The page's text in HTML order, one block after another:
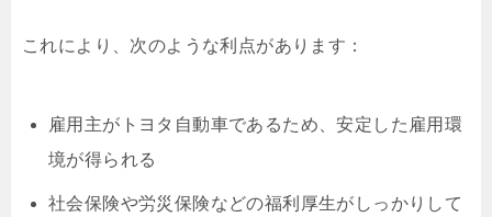
これにより、次のような利点があります：
雇用主がトヨタ自動車であるため、安定した雇用環
境が得られる
社会保険や労災保険などの福利厚生がしっかりして